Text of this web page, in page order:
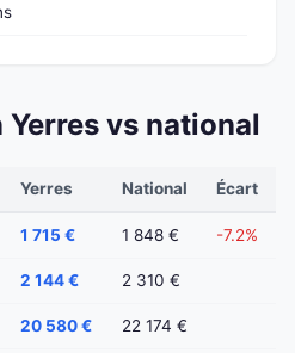
Yerres vs national
Yerres National Écart
1 715 € 1 848 € -7.2%
2 144 € 2 310 €
20 580 € 22 174 €